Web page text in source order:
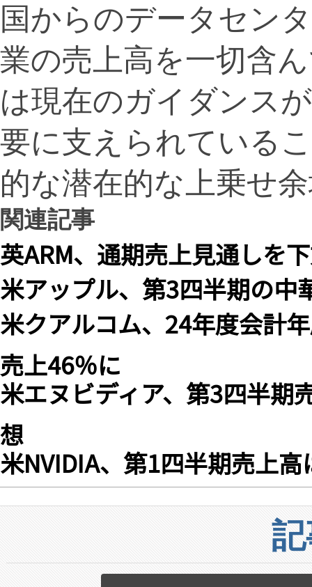
国からのデータセン
業の売上高を一切含
は現在のガイダンス
要に支えられている
的な潜在的な上乗せ
関連記事
英ARM、通期売上見通しを
米アップル、第3四半期の中
米クアルコム、24年度会計
売上46％に
米エヌビディア、第3四半期
想
米NVIDIA、第1四半期売上